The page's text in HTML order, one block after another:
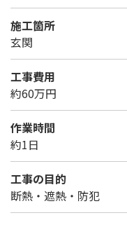
施工箇所
玄関
工事費用
約60万円
作業時間
約1日
工事の目的
断熱・遮熱・防犯